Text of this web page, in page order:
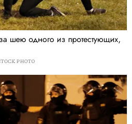
шею одного из протестующих,
PHOTO